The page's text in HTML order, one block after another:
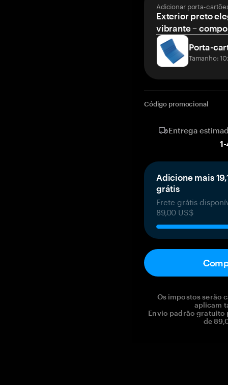
Adicionar porta-
Exterior preto
vibrante –
Porta-
Tamanho:
Código promocional
Entrega
1-
Adicione mais
grátis
Frete grátis
89,00 US$
Os impostos serão
aplicam
Envio padrão gratuito
de